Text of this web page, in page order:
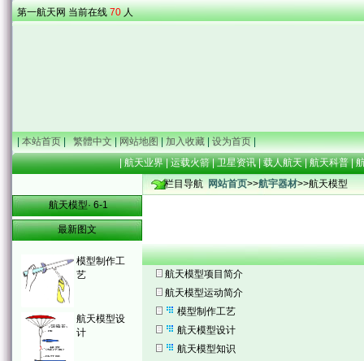
第一航天网 当前在线 70 人
| 本站首页 | 繁體中文 | 网站地图 | 加入收藏 | 设为首页 |
| 航天业界| 运载火箭| 卫星资讯| 载人航天| 航天科普|
航天模型· 6-1
最新图文
模型制作工
艺
航天模型设
计
栏目导航 网站首页>>航宇器材>>航天模型
航天模型项目简介
航天模型运动简介
模型制作工艺
航天模型设计
航天模型知识